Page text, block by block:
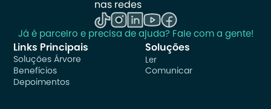
nas redes
Já é parceiro e precisa de ajuda? Fale com a gente!
Links Principais
Soluções Árvore
Benefícios
Depoimentos
Soluções
Ler
Comunicar